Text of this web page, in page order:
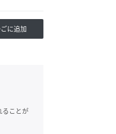
に追加
ることが